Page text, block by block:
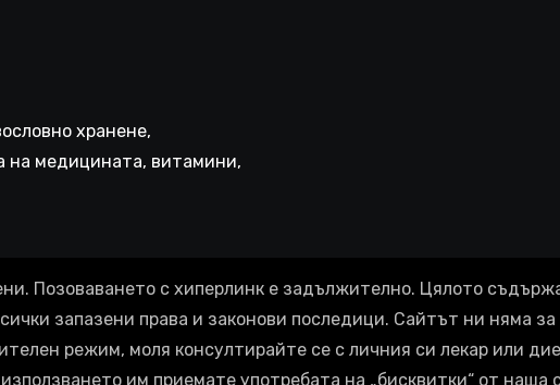
хранене,
на медицината, витамини,
Позоваването с хиперлинк е задължително. Цялото
запазени права и законови последици. Сайтът ни няма
режим, моля консултирайте се с личния си лекар или
им приемате употребата на „бисквитки“ от наша